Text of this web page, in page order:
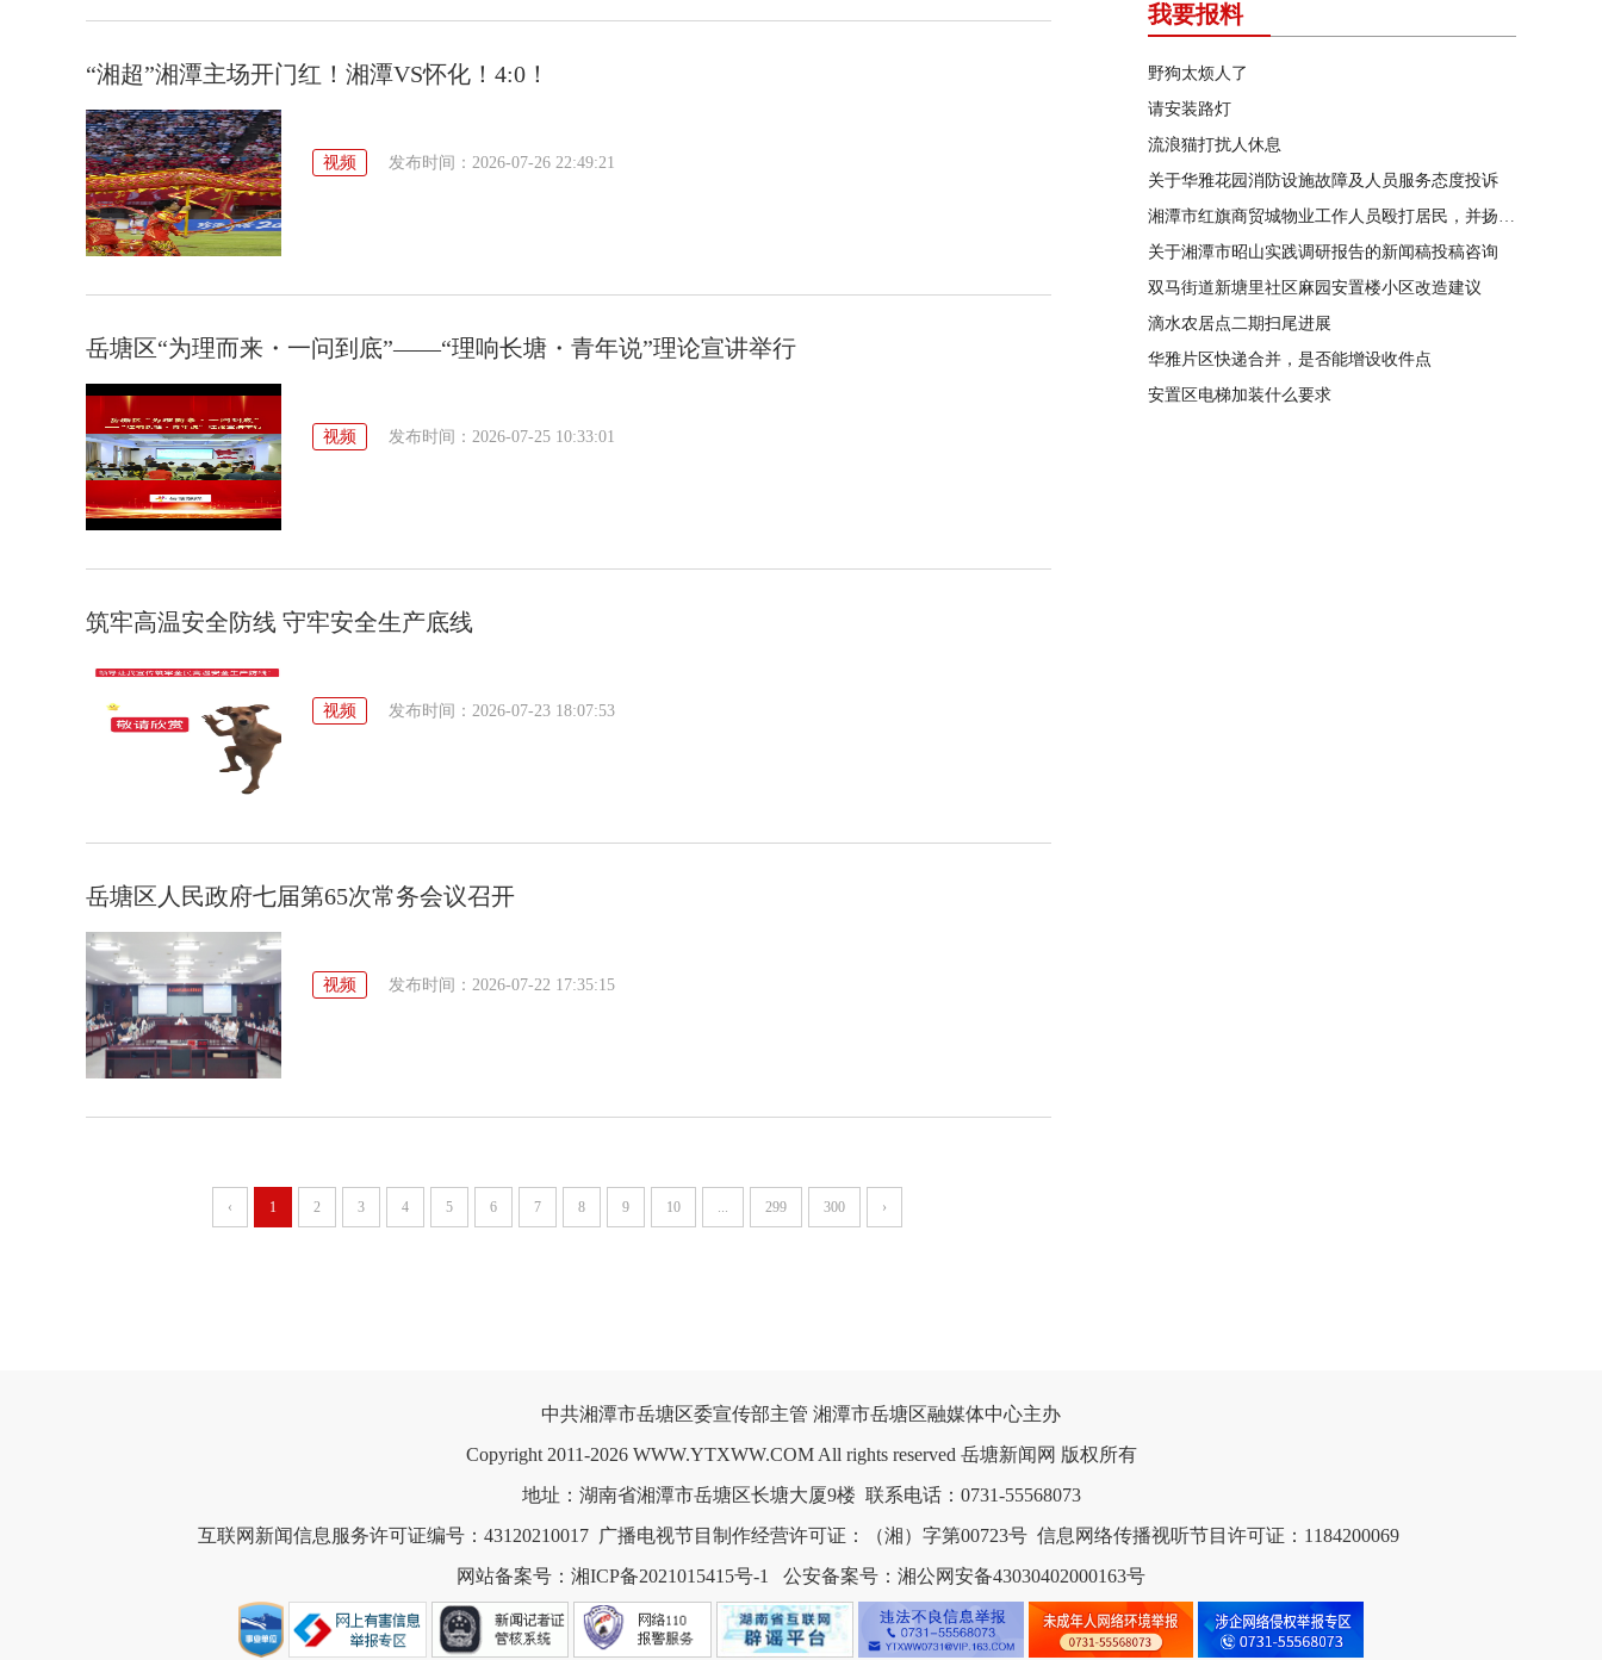
“湘超”湘潭主场开门红！湘潭VS怀化！4:0！
视频 发布时间：2026-07-26 22:49:21
岳塘区“为理而来・一问到底”——“理响长塘・青年说”理论宣讲举行
视频 发布时间：2026-07-25 10:33:01
筑牢高温安全防线 守牢安全生产底线
视频 发布时间：2026-07-23 18:07:53
岳塘区人民政府七届第65次常务会议召开
视频 发布时间：2026-07-22 17:35:15
‹ 1 2 3 4 5 6 7 8 9 10 ... 299 300 ›
我要报料
野狗太烦人了
请安装路灯
流浪猫打扰人休息
关于华雅花园消防设施故障及人员服务态度投诉
湘潭市红旗商贸城物业工作人员殴打居民，并扬言恐吓“我打死你有冯友根负责”
关于湘潭市昭山实践调研报告的新闻稿投稿咨询
双马街道新塘里社区麻园安置楼小区改造建议
滴水农居点二期扫尾进展
华雅片区快递合并，是否能增设收件点
安置区电梯加装什么要求
中共湘潭市岳塘区委宣传部主管 湘潭市岳塘区融媒体中心主办
Copyright 2011-2026 WWW.YTXWW.COM All rights reserved 岳塘新闻网 版权所有
地址：湖南省湘潭市岳塘区长塘大厦9楼  联系电话：0731-55568073
互联网新闻信息服务许可证编号：43120210017 广播电视节目制作经营许可证：（湘）字第00723号 信息网络传播视听节目许可证：1184200069
网站备案号：湘ICP备2021015415号-1
公安备案号：湘公网安备43030402000163号